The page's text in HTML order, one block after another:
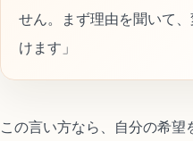
せん。まず理由を聞いて
けます」
この言い方なら、自分の希